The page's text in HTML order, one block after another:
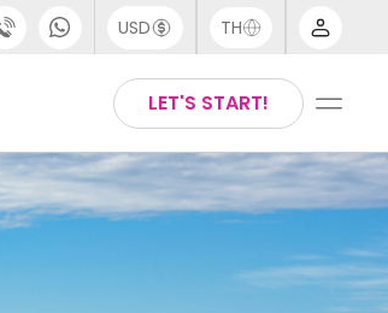
USD TH
English
LET'S START!